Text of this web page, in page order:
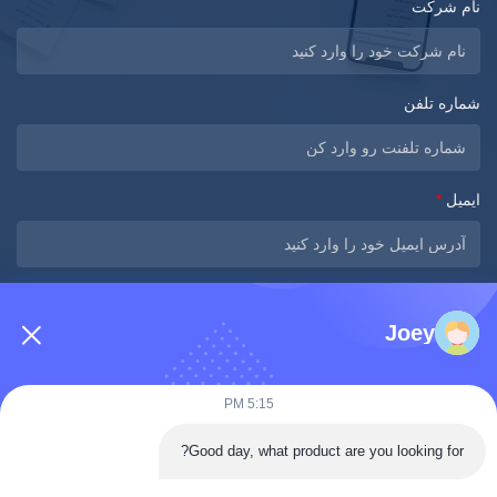
نام شرکت
شماره تلفن
ایمیل *
Joey
5:15 PM
Good day, what product are you looking for?